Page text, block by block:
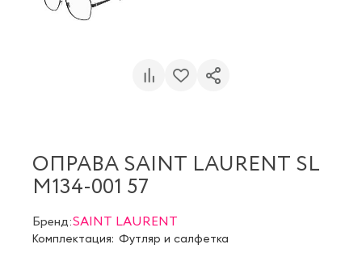
ОПРАВА SAINT LAURENT SL
M134-001 57
Бренд:SAINT LAURENT
Комплектация: Футляр и салфетка